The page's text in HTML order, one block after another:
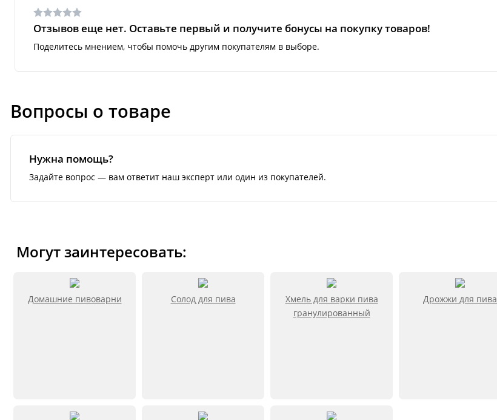
Отзывов еще нет. Оставьте первый и получите бонусы на покупку товаров!
Поделитесь мнением, чтобы помочь другим покупателям в выборе.
Вопросы о товаре
Нужна помощь?
Задайте вопрос — вам ответит наш эксперт или один из покупателей.
Могут заинтересовать:
Домашние пивоварни Солод для пива
Хмель для варки пива
гранулированный
Дрожжи для пива